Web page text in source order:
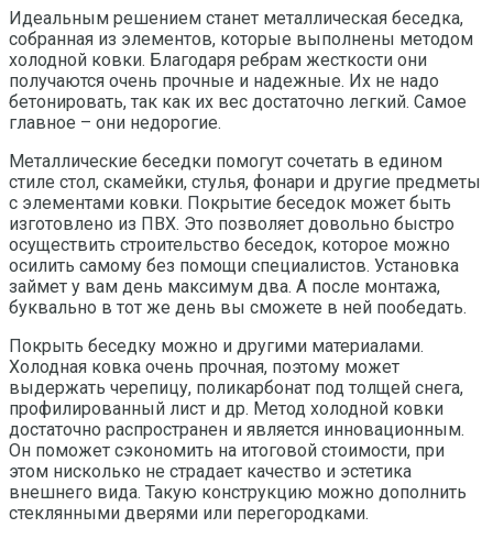
Идеальным решением станет металлическая беседка,
собранная из элементов, которые выполнены методом
холодной ковки. Благодаря ребрам жесткости они
получаются очень прочные и надежные. Их не надо
бетонировать, так как их вес достаточно легкий. Самое
главное – они недорогие.
Металлические беседки помогут сочетать в едином
стиле стол, скамейки, стулья, фонари и другие предметы
с элементами ковки. Покрытие беседок может быть
изготовлено из ПВХ. Это позволяет довольно быстро
осуществить строительство беседок, которое можно
осилить самому без помощи специалистов. Установка
займет у вам день максимум два. А после монтажа,
буквально в тот же день вы сможете в ней пообедать.
Покрыть беседку можно и другими материалами.
Холодная ковка очень прочная, поэтому может
выдержать черепицу, поликарбонат под толщей снега,
профилированный лист и др. Метод холодной ковки
достаточно распространен и является инновационным.
Он поможет сэкономить на итоговой стоимости, при
этом нисколько не страдает качество и эстетика
внешнего вида. Такую конструкцию можно дополнить
стеклянными дверями или перегородками.